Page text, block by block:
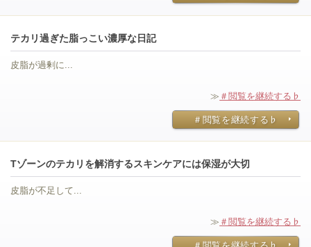
テカリ過ぎた脂っこい濃厚な日記
皮脂が過剰に...
≫ ＃閲覧を継続する♭
＃閲覧を継続する♭
Tゾーンのテカリを解消するスキンケアには保湿が大切
皮脂が不足して...
≫ ＃閲覧を継続する♭